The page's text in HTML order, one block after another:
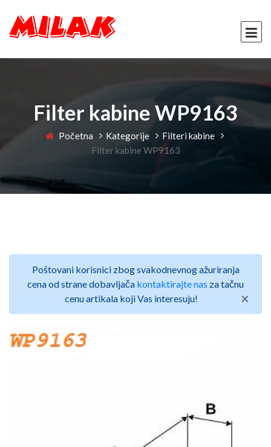
Filter kabine WP9163
Početna Kategorije
Filteri kabine
Filter kabine WP9163
Poštovani korisnici zbog svakodnevnog ažuriranja
cena od strane dobavljača kontaktirajte nas za tačnu
cenu artikala koji Vas interesuju!
×